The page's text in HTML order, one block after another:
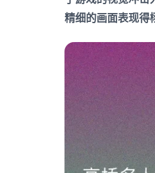
精细的画面表现得